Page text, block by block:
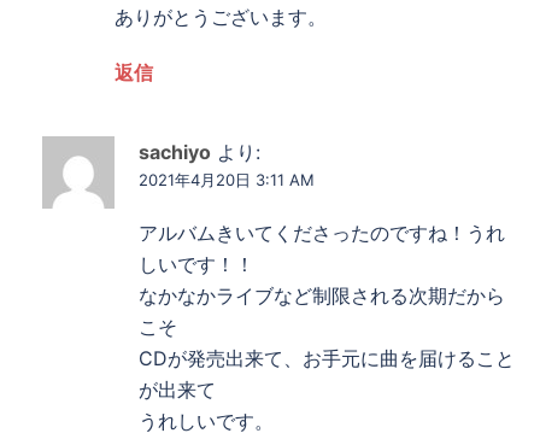
ありがとうございます。
返信
sachiyo より:
2021年4月20日 3:11 AM
アルバムきいてくださったのですね！うれ
しいです！！
なかなかライブなど制限される次期だから
こそ
CDが発売出来て、お手元に曲を届けること
が出来て
うれしいです。